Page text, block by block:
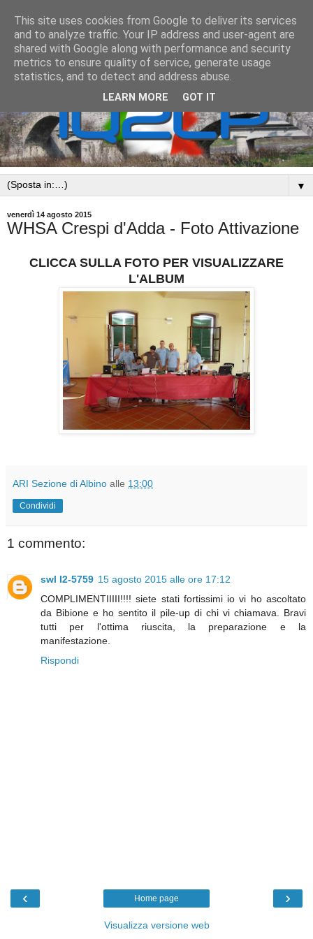
▼
venerdì 14 agosto 2015
WHSA Crespi d'Adda - Foto Attivazione
CLICCA SULLA FOTO PER VISUALIZZARE
L'ALBUM
ARI Sezione di Albino alle 13:00
Condividi
1 commento:
swl I2-5759 15 agosto 2015 alle ore 17:12
COMPLIMENTIIIII!!!! siete stati fortissimi io vi ho ascoltato
da Bibione e ho sentito il pile-up di chi vi chiamava. Bravi
tutti per l'ottima riuscita, la preparazione e la
manifestazione.
Rispondi
‹ ›
Home page
Visualizza versione web
This site uses cookies from Google to deliver its services
and to analyze traffic. Your IP address and user-agent are
shared with Google along with performance and security
metrics to ensure quality of service, generate usage
statistics, and to detect and address abuse.
LEARN MORE GOT IT